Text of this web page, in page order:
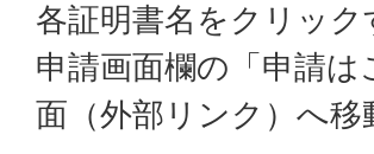
各証明書名をクリッ
申請画面欄の「申請
面（外部リンク）へ移